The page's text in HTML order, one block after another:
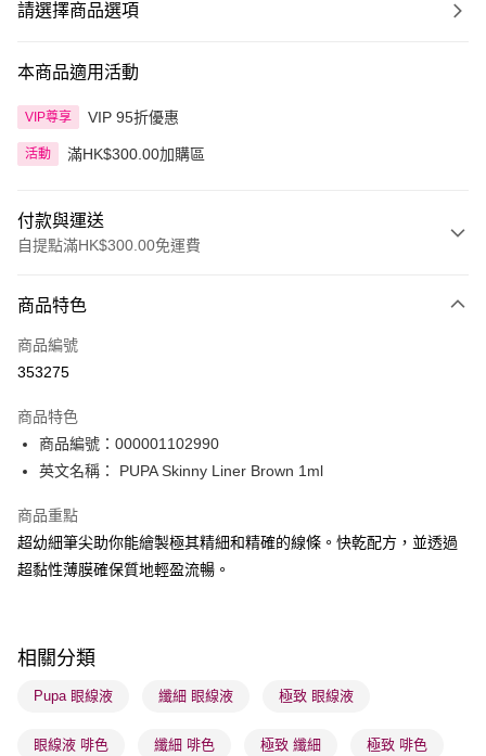
請選擇商品選項
本商品適用活動
VIP尊享 VIP 95折優惠
活動 滿HK$300.00加購區
付款與運送
自提點滿HK$300.00免運費
信用卡
Apple Pay
PayMe
WeChat Pay
BoC Pay
送貨方式
每筆HK$65.00，滿HK$300.00或以上免運費
確認發貨後1-3 工作天送達，訂單將隨機分配至SF順豐速運或京東
商品特色
商品編號
353275
商品特色
商品編號：000001102990
英文名稱： PUPA Skinny Liner Brown 1ml
商品重點
超幼細筆尖助你能繪製極其精細和精確的線條。快乾配方，並透過
超黏性薄膜確保質地輕盈流暢。
相關分類
Pupa 眼線液 纖細 眼線液 極致 眼線液
眼線液 啡色 纖細 啡色 極致 纖細 極致 啡色